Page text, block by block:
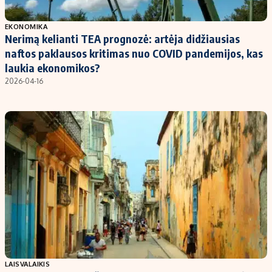
Populiarios temos
Investavimas
Akcijų rinka
Saulės elektrinės
Infliacija
Migracija
Titulinis
Nedarbo išmokos skaičiuoklė
Įdomios naujienos
Redakcija
Apie mus
Redakcijos politika
Privatumo politika
Turinio žymėjimo taisyklės
EKONOMIKA
Nerimą kelianti TEA prognozė: artėja didžiausias
naftos paklausos kritimas nuo COVID pandemijos, kas
laukia ekonomikos?
2026-04-16
LAISVALAIKIS